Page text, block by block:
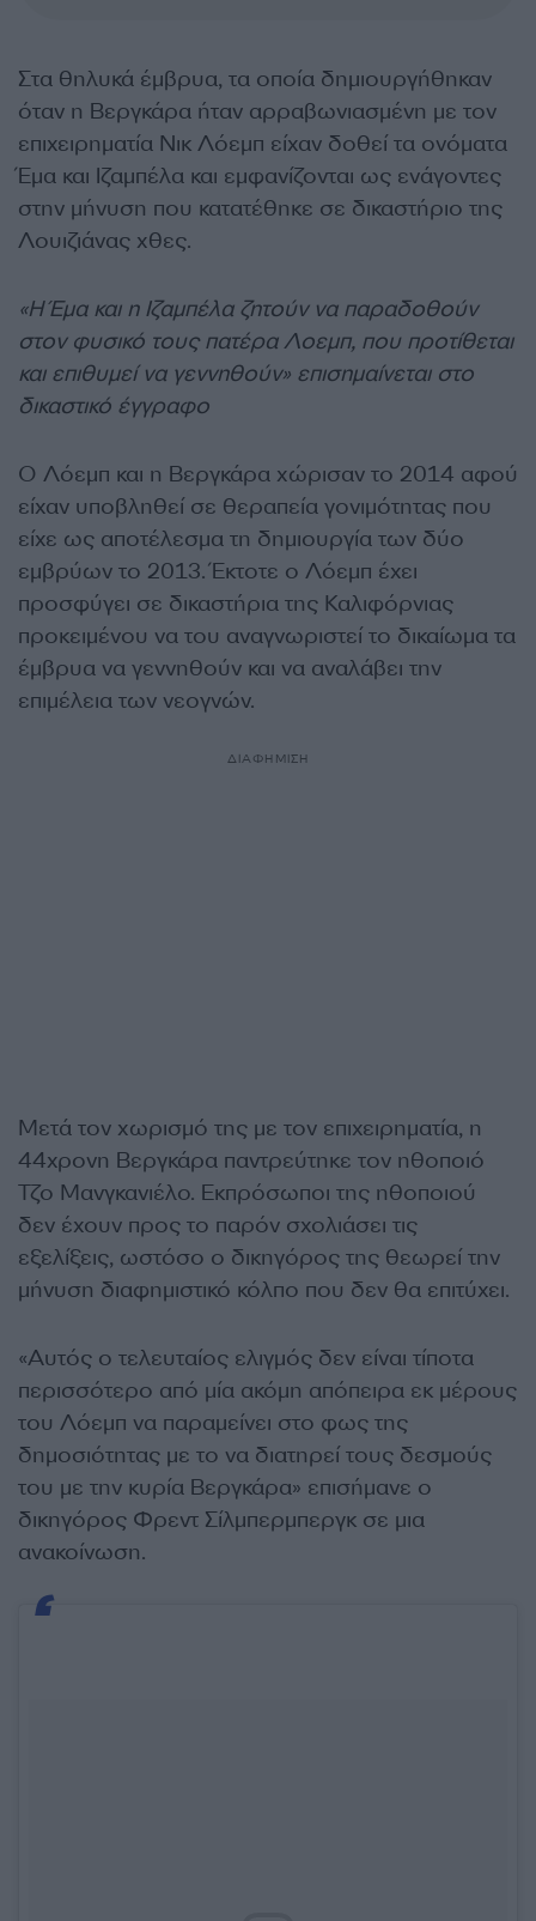
Στα θηλυκά έμβρυα, τα οποία δημιουργήθηκαν
όταν η Βεργκάρα ήταν αρραβωνιασμένη με τον
επιχειρηματία Νικ Λόεμπ είχαν δοθεί τα ονόματα
Έμα και Ιζαμπέλα και εμφανίζονται ως ενάγοντες
στην μήνυση που κατατέθηκε σε δικαστήριο της
Λουιζιάνας χθες.
«Η Έμα και η Ιζαμπέλα ζητούν να παραδοθούν
στον φυσικό τους πατέρα Λοεμπ, που προτίθεται
και επιθυμεί να γεννηθούν» επισημαίνεται στο
δικαστικό έγγραφο
Ο Λόεμπ και η Βεργκάρα χώρισαν το 2014 αφού
είχαν υποβληθεί σε θεραπεία γονιμότητας που
είχε ως αποτέλεσμα τη δημιουργία των δύο
εμβρύων το 2013. Έκτοτε ο Λόεμπ έχει
προσφύγει σε δικαστήρια της Καλιφόρνιας
προκειμένου να του αναγνωριστεί το δικαίωμα τα
έμβρυα να γεννηθούν και να αναλάβει την
επιμέλεια των νεογνών.
ΔΙΑΦΗΜΙΣΗ
Μετά τον χωρισμό της με τον επιχειρηματία, η
44χρονη Βεργκάρα παντρεύτηκε τον ηθοποιό
Τζο Μανγκανιέλο. Εκπρόσωποι της ηθοποιού
δεν έχουν προς το παρόν σχολιάσει τις
εξελίξεις, ωστόσο ο δικηγόρος της θεωρεί την
μήνυση διαφημιστικό κόλπο που δεν θα επιτύχει.
«Αυτός ο τελευταίος ελιγμός δεν είναι τίποτα
περισσότερο από μία ακόμη απόπειρα εκ μέρους
του Λόεμπ να παραμείνει στο φως της
δημοσιότητας με το να διατηρεί τους δεσμούς
του με την κυρία Βεργκάρα» επισήμανε ο
δικηγόρος Φρεντ Σίλμπερμπεργκ σε μια
ανακοίνωση.